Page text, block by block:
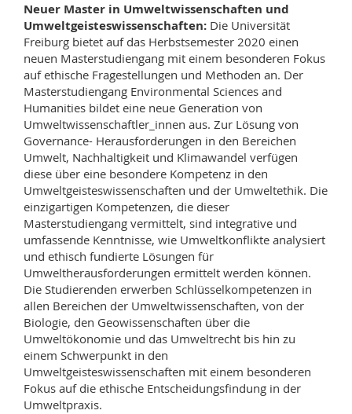
Neuer Master in Umweltwissenschaften und
Umweltgeisteswissenschaften: Die Universität
Freiburg bietet auf das Herbstsemester 2020 einen
neuen Masterstudiengang mit einem besonderen Fokus
auf ethische Fragestellungen und Methoden an. Der
Masterstudiengang Environmental Sciences and
Humanities bildet eine neue Generation von
Umweltwissenschaftler_innen aus. Zur Lösung von
Governance- Herausforderungen in den Bereichen
Umwelt, Nachhaltigkeit und Klimawandel verfügen
diese über eine besondere Kompetenz in den
Umweltgeisteswissenschaften und der Umweltethik. Die
einzigartigen Kompetenzen, die dieser
Masterstudiengang vermittelt, sind integrative und
umfassende Kenntnisse, wie Umweltkonflikte analysiert
und ethisch fundierte Lösungen für
Umweltherausforderungen ermittelt werden können.
Die Studierenden erwerben Schlüsselkompetenzen in
allen Bereichen der Umweltwissenschaften, von der
Biologie, den Geowissenschaften über die
Umweltökonomie und das Umweltrecht bis hin zu
einem Schwerpunkt in den
Umweltgeisteswissenschaften mit einem besonderen
Fokus auf die ethische Entscheidungsfindung in der
Umweltpraxis.